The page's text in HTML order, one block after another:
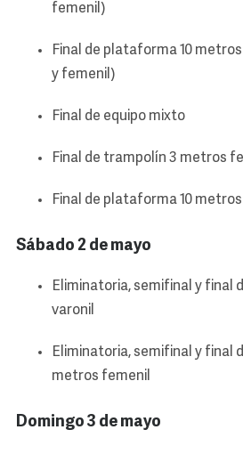
femenil)
Final de plataforma 10
y femenil)
Final de equipo mixto
Final de trampolín 3 metros
Final de plataforma 10 metros
Sábado 2 de mayo
Eliminatoria, semifinal y final
varonil
Eliminatoria, semifinal y final
metros femenil
Domingo 3 de mayo